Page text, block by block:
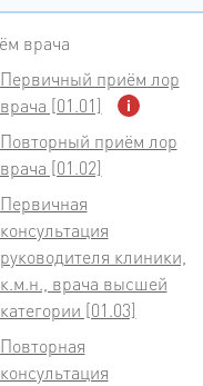
врача
Первичный приём лор
врача [01.01]
Повторный приём лор
врача [01.02]
Первичная
консультация
руководителя клиники,
к.м.н., врача высшей
категории [01.03]
Повторная
консультация